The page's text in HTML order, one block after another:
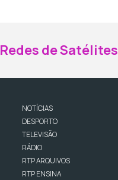
Redes de Satélites
NOTÍCIAS
DESPORTO
TELEVISÃO
RÁDIO
RTP ARQUIVOS
RTP ENSINA